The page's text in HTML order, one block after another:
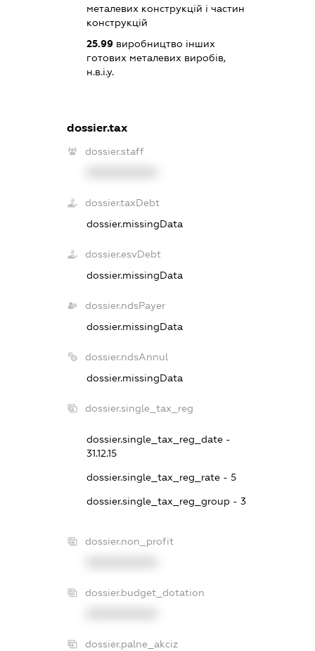
металевих конструкцій і частин
конструкцій
25.99 виробництво інших
готових металевих виробів,
н.в.і.у.
dossier.tax
dossier.staff
dossier.taxDebt
dossier.missingData
dossier.esvDebt
dossier.missingData
dossier.ndsPayer
dossier.missingData
dossier.ndsAnnul
dossier.missingData
dossier.single_tax_reg
dossier.single_tax_reg_date -
31.12.15
dossier.single_tax_reg_rate - 5
dossier.single_tax_reg_group - 3
dossier.non_profit
dossier.budget_dotation
dossier.palne_akciz